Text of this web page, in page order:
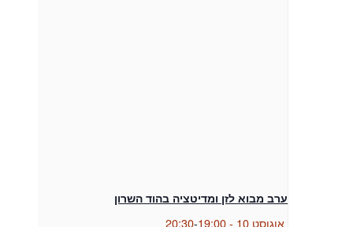
ערב מבוא לזן ומדיטציה בהוד השרון
אוגוסט 10 - 19:00 -
20:30